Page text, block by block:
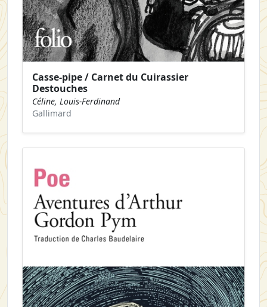
Casse-pipe / Carnet du Cuirassier
Destouches
Céline, Louis-Ferdinand
Gallimard